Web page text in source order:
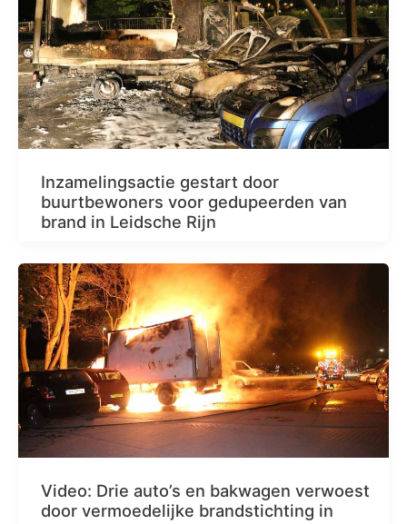
Inzamelingsactie gestart door
buurtbewoners voor gedupeerden van
brand in Leidsche Rijn
Video: Drie auto’s en bakwagen verwoest
door vermoedelijke brandstichting in